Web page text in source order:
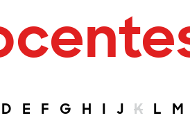
D E F G H I J K L M